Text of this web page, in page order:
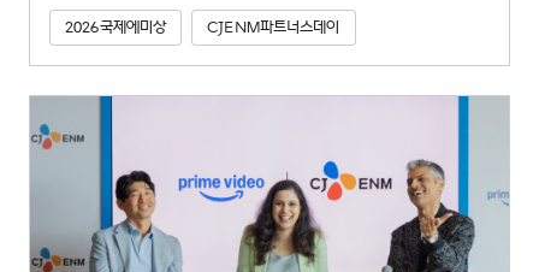
2026국제에미상 CJENM파트너스데이